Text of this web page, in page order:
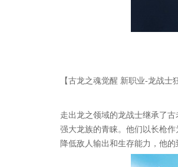
【古龙之魂觉醒 新职业-龙战士
走出龙之领域的龙战士继承了
强大龙族的青睐。他们以长枪
降低敌人输出和生存能力，他